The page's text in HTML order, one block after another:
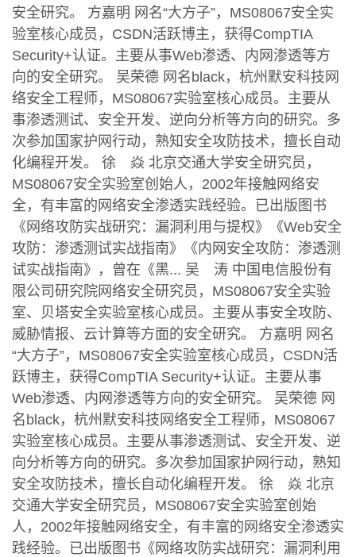
安全研究。 方嘉明 网名“大方子”，MS08067安全实
验室核心成员，CSDN活跃博主，获得CompTIA
Security+认证。主要从事Web渗透、内网渗透等方
向的安全研究。 吴荣德 网名black，杭州默安科技网
络安全工程师，MS08067实验室核心成员。主要从
事渗透测试、安全开发、逆向分析等方向的研究。多
次参加国家护网行动，熟知安全攻防技术，擅长自动
化编程开发。 徐 焱 北京交通大学安全研究员，
MS08067安全实验室创始人，2002年接触网络安
全，有丰富的网络安全渗透实践经验。已出版图书
《网络攻防实战研究：漏洞利用与提权》《Web安全
攻防：渗透测试实战指南》《内网安全攻防：渗透测
试实战指南》，曾在《黑... 吴 涛 中国电信股份有
限公司研究院网络安全研究员，MS08067安全实验
室、贝塔安全实验室核心成员。主要从事安全攻防、
威胁情报、云计算等方面的安全研究。 方嘉明 网名
“大方子”，MS08067安全实验室核心成员，CSDN活
跃博主，获得CompTIA Security+认证。主要从事
Web渗透、内网渗透等方向的安全研究。 吴荣德 网
名black，杭州默安科技网络安全工程师，MS08067
实验室核心成员。主要从事渗透测试、安全开发、逆
向分析等方向的研究。多次参加国家护网行动，熟知
安全攻防技术，擅长自动化编程开发。 徐 焱 北京
交通大学安全研究员，MS08067安全实验室创始
人，2002年接触网络安全，有丰富的网络安全渗透实
践经验。已出版图书《网络攻防实战研究：漏洞利用